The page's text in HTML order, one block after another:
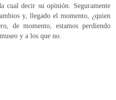
cual decir su opinión. Seguramente
y, llegado el momento, ¿quien
de momento, estamos perdiendo
y a los que no.